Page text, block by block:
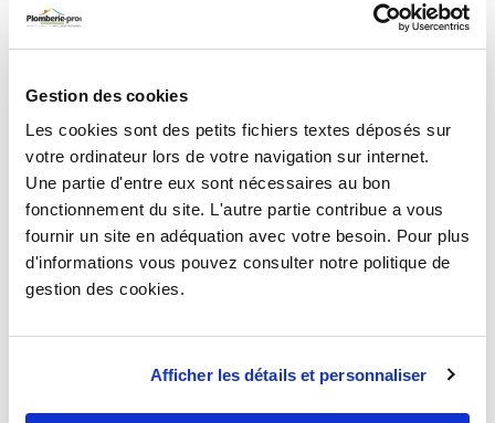
Gestion des cookies
Les cookies sont des petits fichiers textes déposés sur
votre ordinateur lors de votre navigation sur internet.
Une partie d'entre eux sont nécessaires au bon
fonctionnement du site. L'autre partie contribue a vous
fournir un site en adéquation avec votre besoin. Pour plus
d'informations vous pouvez consulter notre politique de
gestion des cookies.
Afficher les détails et personnaliser
Tube multicouche isolé bleu Ø16 - longueur 50 m -
110,06 € TTC
91,72 € HT
TUYAU MULTICOUCHE Ø16 À Ø32 - TYPE
ISOLÉ - GRIS RBM